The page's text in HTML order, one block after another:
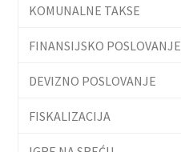
KOMUNALNE TAKSE
FINANSIJSKO POSLOVANJE
DEVIZNO POSLOVANJE
FISKALIZACIJA